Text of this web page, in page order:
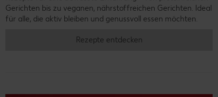
Gerichten bis zu veganen, nährstoffreichen Gerichten. Ideal
für alle, die aktiv bleiben und genussvoll essen möchten.
Rezepte entdecken